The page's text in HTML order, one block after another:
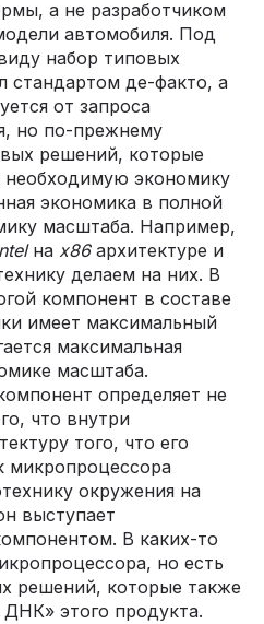
а не разработчиком
автомобиля. Под
набор типовых
стандартом де-факто, а
от запроса
но по-прежнему
решений, которые
необходимую экономику
экономика в полной
масштаба. Например,
на x86архитектуре и
делаем на них. В
компонент в составе
имеет максимальный
максимальная
масштаба.
определяет не
что внутри
того, что его
микропроцессора
окружения на
выступает
В каких-то
но есть
решений, которые также
этого продукта.